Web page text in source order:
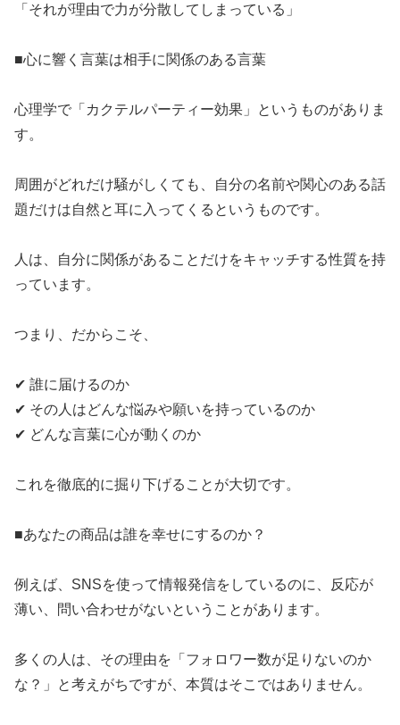
​「それが理由で力が分散してしまっている」
​■心に響く言葉は相手に関係のある言葉
​心理学で「カクテルパーティー効果」というものがありま
す。
​周囲がどれだけ騒がしくても、自分の名前や関心のある話
題だけは自然と耳に入ってくるというものです。
​人は、自分に関係があることだけをキャッチする性質を持
っています。
​つまり、だからこそ、
​✔ 誰に届けるのか
​✔ その人はどんな悩みや願いを持っているのか
​✔ どんな言葉に心が動くのか
​これを徹底的に掘り下げることが大切です。
​■あなたの商品は誰を幸せにするのか？
​例えば、SNSを使って情報発信をしているのに、反応が
薄い、問い合わせがないということがあります。
​多くの人は、その理由を「フォロワー数が足りないのか
な？」と考えがちですが、本質はそこではありません。